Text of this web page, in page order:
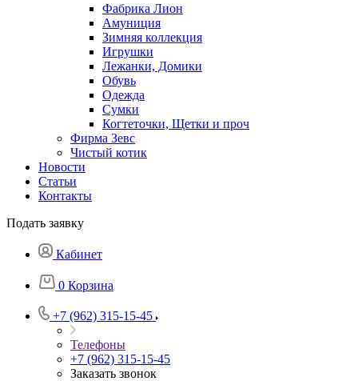
Фабрика Лион
Амуниция
Зимняя коллекция
Игрушки
Лежанки, Домики
Обувь
Одежда
Сумки
Когтеточки, Щетки и проч
Фирма Зевс
Чистый котик
Новости
Статьи
Контакты
Подать заявку
Кабинет
0 Корзина
+7 (962) 315-15-45
Телефоны
+7 (962) 315-15-45
Заказать звонок